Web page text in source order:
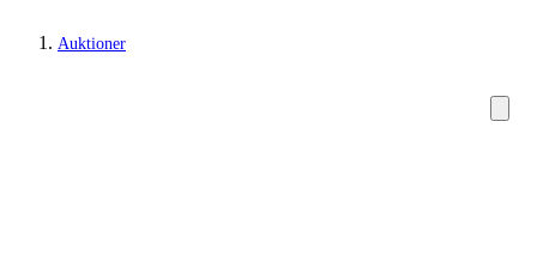
Auktioner